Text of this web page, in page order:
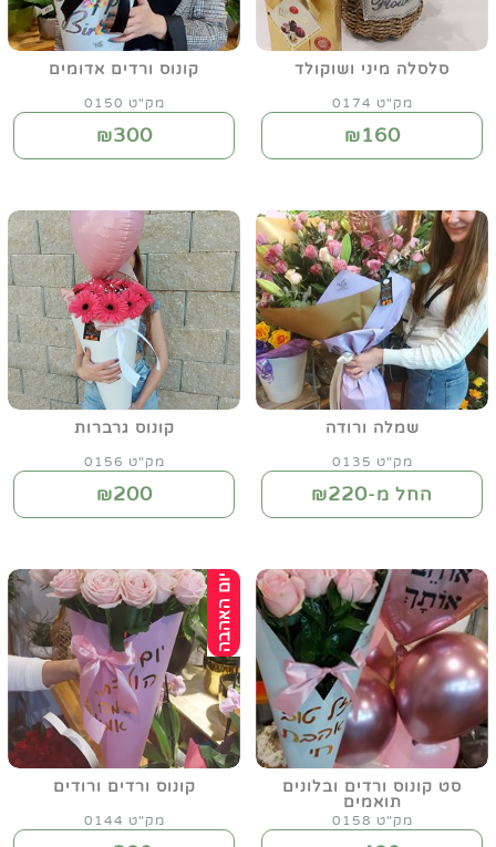
סלסלה מיני ושוקולד
מק"ט 0174
₪160
קונוס ורדים אדומים
מק"ט 0150
₪300
שמלה ורודה
מק"ט 0135
החל מ-₪220
קונוס גרברות
מק"ט 0156
₪200
סט קונוס ורדים ובלונים
תואמים
מק"ט 0158
קונוס ורדים ורודים
מק"ט 0144